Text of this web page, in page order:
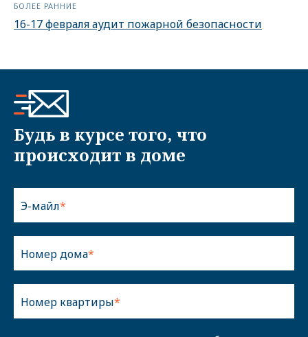
БОЛЕЕ РАННИЕ
16-17 февраля аудит пожарной безопасности
Будь в курсе того, что
происходит в доме
Э-майл
Номер дома
Номер квартиры